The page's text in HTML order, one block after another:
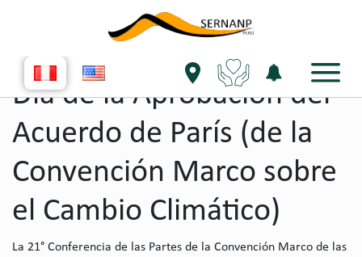
single evento
Día de la Aprobación del
Acuerdo de París (de la
Convención Marco sobre
el Cambio Climático)
La 21° Conferencia de las Partes de la Convención Marco de las